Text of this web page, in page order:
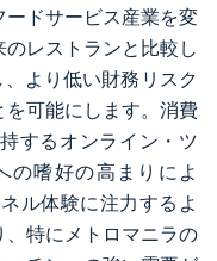
ドサービス産業を変
レストランと比較し
より低い財務リスク
可能にします。消費
するオンライン・ツ
の嗜好の高まりによ
ル体験に注力するよ
、特にメトロマニラの